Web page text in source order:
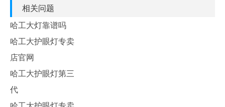
相关问题
哈工大灯靠谱吗
哈工大护眼灯专卖
店官网
哈工大护眼灯第三
代